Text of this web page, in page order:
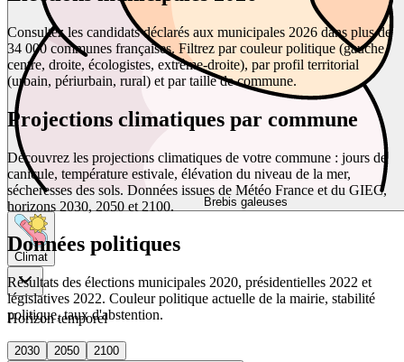
Brebis galeuses
Climat
Horizon temporel
2030 2050
2100
Consultez les candidats déclarés aux municipales 2026 dans plus de
34 000 communes françaises. Filtrez par couleur politique (gauche,
centre, droite, écologistes, extrême-droite), par profil territorial
(urbain, périurbain, rural) et par taille de commune.
Projections climatiques par commune
Découvrez les projections climatiques de votre commune : jours de
canicule, température estivale, élévation du niveau de la mer,
sécheresses des sols. Données issues de Météo France et du GIEC,
horizons 2030, 2050 et 2100.
Données politiques
Résultats des élections municipales 2020, présidentielles 2022 et
législatives 2022. Couleur politique actuelle de la mairie, stabilité
politique, taux d'abstention.